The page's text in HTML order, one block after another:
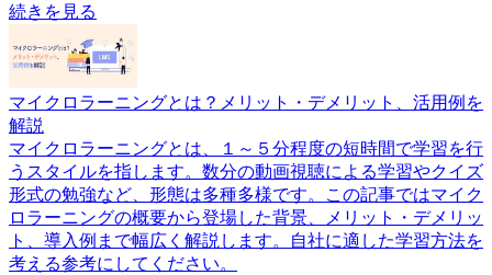
続きを見る
マイクロラーニングとは？メリット・デメリット、活用例を
解説
マイクロラーニングとは、１～５分程度の短時間で学習を行
うスタイルを指します。数分の動画視聴による学習やクイズ
形式の勉強など、形態は多種多様です。この記事ではマイク
ロラーニングの概要から登場した背景、メリット・デメリッ
ト、導入例まで幅広く解説します。自社に適した学習方法を
考える参考にしてください。